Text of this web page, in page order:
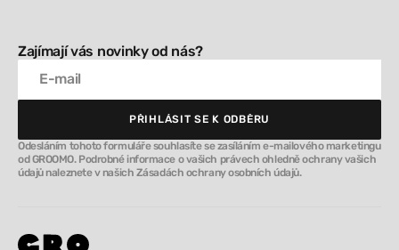
Zajímají vás novinky od nás?
E-mail
PŘIHLÁSIT SE K ODBĚRU
PŘIHLÁSIT SE K ODBĚRU
Odesláním tohoto formuláře souhlasíte se zasíláním e-mailového marketingu
od GROOMO. Podrobné informace o vašich právech ohledně ochrany vašich
údajů naleznete v našich Zásadách ochrany osobních údajů.